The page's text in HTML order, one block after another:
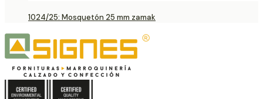
1024/25: Mosquetón 25 mm zamak